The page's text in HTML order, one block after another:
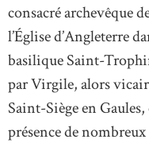
consacré archevêque
l’Église d’Angleterre
basilique Saint-
par Virgile, alors
Saint-Siège en Gaules,
présence de nombreux